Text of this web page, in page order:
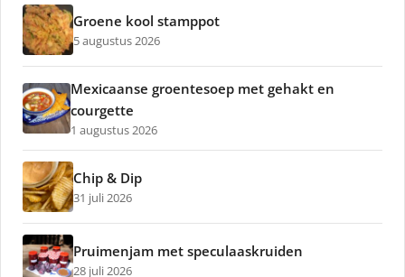
Groene kool stamppot
5 augustus 2026
Mexicaanse groentesoep met gehakt en
courgette
1 augustus 2026
Chip & Dip
31 juli 2026
Pruimenjam met speculaaskruiden
28 juli 2026